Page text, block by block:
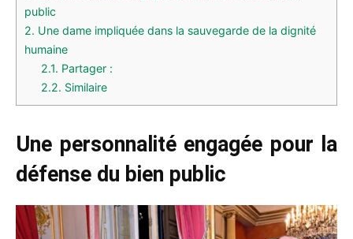
public
2. Une dame impliquée dans la sauvegarde de la dignité
humaine
2.1. Partager :
2.2. Similaire
Une personnalité engagée pour la
défense du bien public